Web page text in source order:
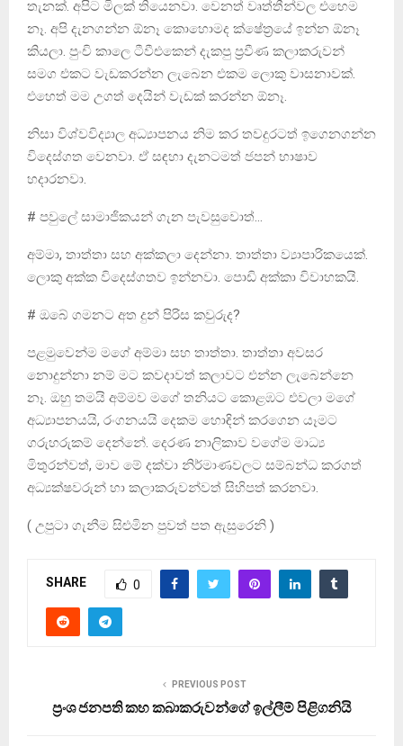
තැනක්. අපිට මිලක් තියෙනවා. වෙනත් වෘත්තීන්වල එහෙම
නෑ. අපි දැනගන්න ඕනෑ කොහොමද ක්ෂේත්‍රයේ ඉන්න ඕනෑ
කියලා. පුංචි කාලෙ ටීවීඑකෙන් දැකපු ප්‍රවීණ කලාකරුවන්
සමග එකට වැඩකරන්න ලැබෙන එකම ලොකු වාසනාවක්.
එහෙත් මම උගත් දෙයින් වැඩක් කරන්න ඕනෑ.
නිසා විශ්වවිද්‍යාල අධ්‍යාපනය නිම කර තවදුරටත් ඉගෙනගන්න
විදෙස්ගත වෙනවා. ඒ සඳහා දැනටමත් ජපන් භාෂාව
හදාරනවා.
# පවුලේ සාමාජිකයන් ගැන පැවසුවොත්…
අම්මා, තාත්තා සහ අක්කලා දෙන්නා. තාත්තා ව්‍යාපාරිකයෙක්.
ලොකු අක්ක විදෙස්ගතව ඉන්නවා. පොඩි අක්කා විවාහකයි.
# ඔබේ ගමනට අත දුන් පිරිස කවුරුද?
පළමුවෙන්ම මගේ අම්මා සහ තාත්තා. තාත්තා අවසර
නොදුන්නා නම් මට කවදාවත් කලාවට එන්න ලැබෙන්නෙ
නෑ. ඔහු තමයි අම්මව මගේ තනියට කොළඹට එවලා මගේ
අධ්‍යාපනයයි, රංගනයයි දෙකම හොඳින් කරගෙන යෑමට
ගරුහරුකම් දෙන්නේ. දෙරණ නාලිකාව වගේම මාධ්‍ය
මිතුරන්වත්, මාව මේ දක්වා නිර්මාණවලට සම්බන්ධ කරගත්
අධ්‍යක්ෂවරුන් හා කලාකරුවන්වත් සිහිපත් කරනවා.
( උපුටා ගැනීම සිළුමින පුවත් පත ඇසුරෙනි )
SHARE 0
PREVIOUS POST
ප්‍රංශ ජනපති කහ කබාකරුවන්ගේ ඉල්ලීම් පිළිගනියි